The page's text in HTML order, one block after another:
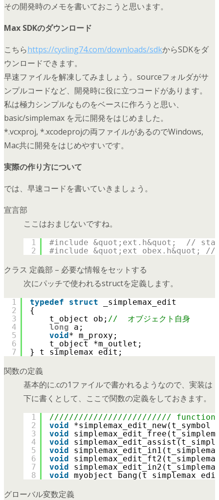
その開発時のメモを書いておこうと思います。
Max SDKのダウンロード
こちらhttps://cycling74.com/downloads/sdkからSDKをダ
ウンロードできます。
早速ファイルを解凍してみましょう。sourceフォルダがサ
ンプルコードなど、開発時に役に立つコードがあります。
私は極力シンプルなものをベースに作ろうと思い、
basic/simplemax を元に開発をはじめました。
*.vcxproj, *.xcodeprojの両ファイルがあるのでWindows,
Mac共に開発をはじめやすいです。
実際の作り方について
では、早速コードを書いていきましょう。
宣言部
ここはおまじないですね。
1
2
#include &quot;ext.h&quot;  //
#include &quot;ext_obex.h&quot;
クラス 定義部 – 必要な情報をセットする
次にパッチで使われるstructを定義します。
1
2
3
4
5
6
7
typedef struct
_simplemax_edit
{
t_object ob; //  オブジェクト自身
long
a;
void* m_proxy;
t_object *m_outlet;
} t_simplemax_edit;
関数の定義
基本的に.cの1ファイルで書かれるようなので、実装は
下に書くとして、ここで関数の定義をしておきます。
1
2
3
4
5
6
7
8
///////////////////////// function
void
void
void
void
void
void
void
グローバル変数定義